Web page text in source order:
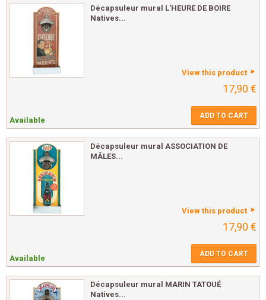
Décapsuleur mural L'HEURE DE BOIRE
Natives...
View this product
17,90 €
Available ADD TO CART
Décapsuleur mural ASSOCIATION DE
MÂLES...
View this product
17,90 €
Available ADD TO CART
Décapsuleur mural MARIN TATOUÉ
Natives...